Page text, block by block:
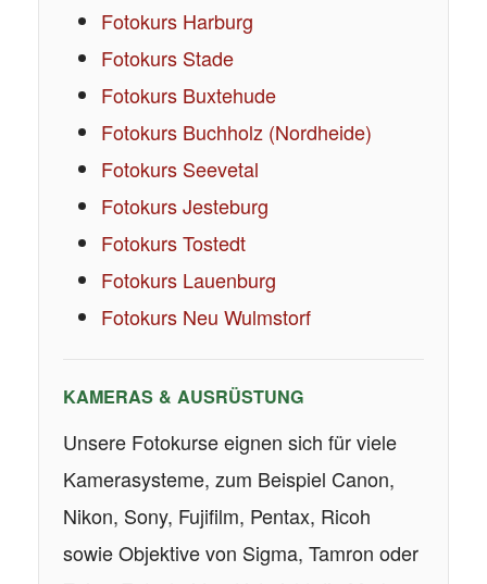
Fotokurs Harburg
Fotokurs Stade
Fotokurs Buxtehude
Fotokurs Buchholz (Nordheide)
Fotokurs Seevetal
Fotokurs Jesteburg
Fotokurs Tostedt
Fotokurs Lauenburg
Fotokurs Neu Wulmstorf
KAMERAS & AUSRÜSTUNG
Unsere Fotokurse eignen sich für viele
Kamerasysteme, zum Beispiel Canon,
Nikon, Sony, Fujifilm, Pentax, Ricoh
sowie Objektive von Sigma, Tamron oder